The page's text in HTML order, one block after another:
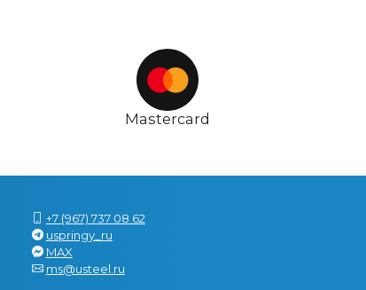
Mastercard
+7 (967) 737 08 62
uspringy_ru
MAX
ms@usteel.ru